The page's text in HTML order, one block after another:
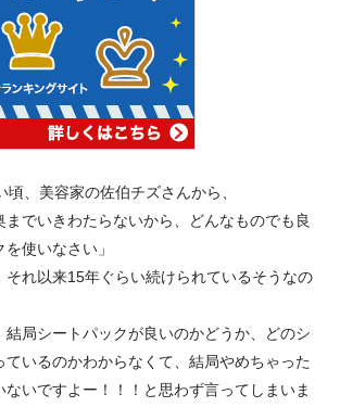
頃、美容家の佐伯チズさんから、
までいきわたらないから、どんなものでも良
使いなさい」
それ以来15年ぐらい続けられているそうなの
結局シートパックが良いのかどうか、どのシ
ているのかわからなくて、結局やめちゃった
ないですよー！！！と思わず言ってしまいま